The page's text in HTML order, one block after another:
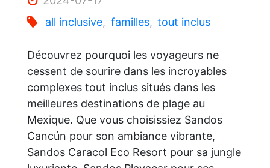
certains
forfaits
vacances
all inclusive, familles, tout inclus
Découvrez pourquoi les voyageurs ne
cessent de sourire dans les incroyables
complexes tout inclus situés dans les
meilleures destinations de plage au
Mexique. Que vous choisissiez Sandos
Cancún pour son ambiance vibrante,
Sandos Caracol Eco Resort pour sa jungle